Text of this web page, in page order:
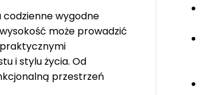
codzienne wygodne
może prowadzić
i stylu życia. Od
przestrzeń